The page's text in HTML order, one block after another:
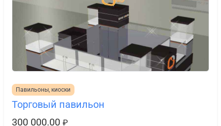
Павильоны, киоски
Торговый павильон
300 000.00 ₽